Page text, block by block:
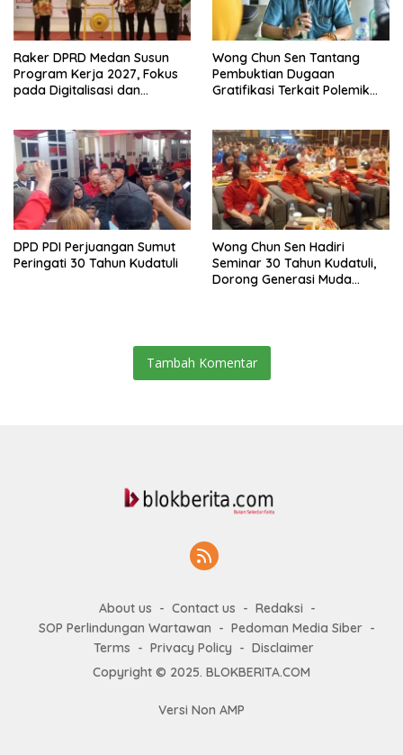
Raker DPRD Medan Susun
Program Kerja 2027, Fokus
pada Digitalisasi dan
Wong Chun Sen Tantang
Pembuktian Dugaan
Gratifikasi Terkait Polemik
DPD PDI Perjuangan Sumut
Peringati 30 Tahun Kudatuli
Wong Chun Sen Hadiri
Seminar 30 Tahun Kudatuli,
Dorong Generasi Muda
Tambah Komentar
About us Contact us
Redaksi
SOP Perlindungan Wartawan
Pedoman Media Siber
Terms
Privacy Policy
Disclaimer
Copyright © 2025. BLOKBERITA.COM
Versi Non AMP